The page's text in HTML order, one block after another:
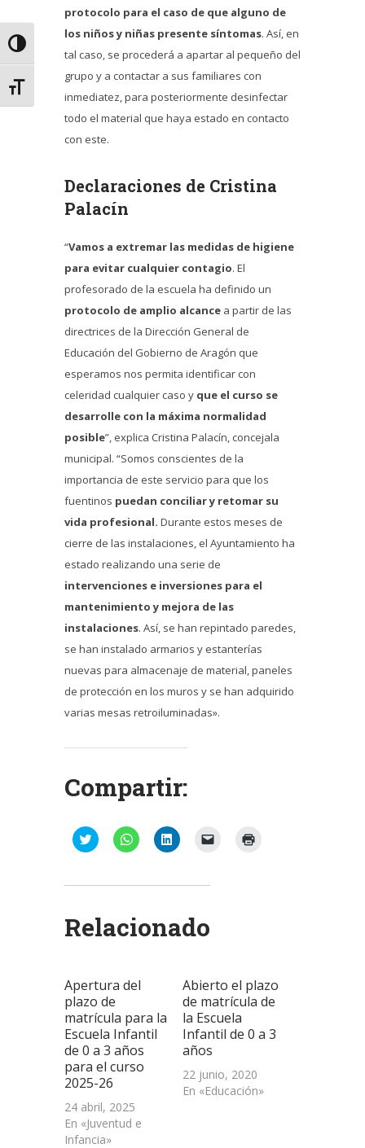
Alternar alto contraste
Alternar tamaño de letra
protocolo para el caso de que alguno de
los niños y niñas presente síntomas. Así, en
tal caso, se procederá a apartar al pequeño del
grupo y a contactar a sus familiares con
inmediatez, para posteriormente desinfectar
todo el material que haya estado en contacto
con este.
Declaraciones de Cristina
Palacín
“Vamos a extremar las medidas de higiene
para evitar cualquier contagio. El
profesorado de la escuela ha definido un
protocolo de amplio alcance a partir de las
directrices de la Dirección General de
Educación del Gobierno de Aragón que
esperamos nos permita identificar con
celeridad cualquier caso y que el curso se
desarrolle con la máxima normalidad
posible”, explica Cristina Palacín, concejala
municipal. “Somos conscientes de la
importancia de este servicio para que los
fuentinos puedan conciliar y retomar su
vida profesional. Durante estos meses de
cierre de las instalaciones, el Ayuntamiento ha
estado realizando una serie de
intervenciones e inversiones para el
mantenimiento y mejora de las
instalaciones. Así, se han repintado paredes,
se han instalado armarios y estanterías
nuevas para almacenaje de material, paneles
de protección en los muros y se han adquirido
varias mesas retroiluminadas».
Compartir:
Haz
clic
Twitter
en
una
Haz
clic
WhatsApp
en
una
Haz
clic
LinkedIn
en
una
en
una
ventana
nueva)
Relacionado
Apertura del
plazo de
matrícula para la
Escuela Infantil
de 0 a 3 años
para el curso
2025-26
24 abril, 2025
En «Juventud e
Infancia»
Abierto el plazo
de matrícula de
la Escuela
Infantil de 0 a 3
años
22 junio, 2020
En «Educación»